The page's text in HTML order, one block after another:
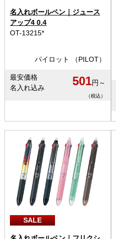
名入れボールペン｜ジュース
アップ4 0.4
OT-13215*
パイロット （PILOT）
最安価格
名入れ込み
501円～
（税込）
SALE